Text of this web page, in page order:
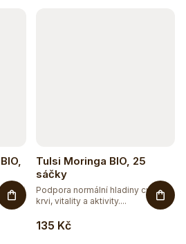
Tulsi
Tulsi Moringa BIO, 25
sáčky
135 Kč
Podpora normální hladiny cukru v
krvi, vitality a aktivity....